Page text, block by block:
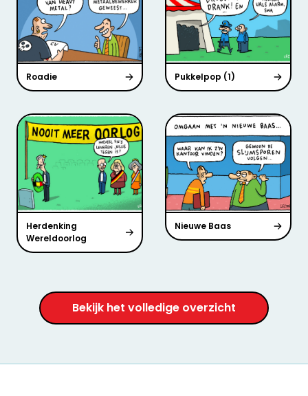
Roadie Pukkelpop (1)
Herdenking
Wereldoorlog
Nieuwe Baas
Bekijk het volledige overzicht